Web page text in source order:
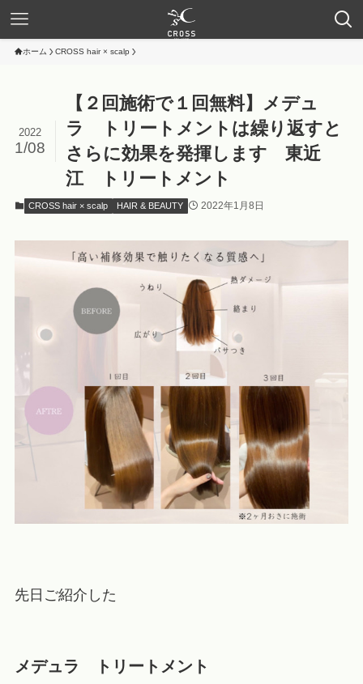
ホーム CROSS hair × scalp
【２回施術で１回無料】メデュ
ラ トリートメントは繰り返すと
さらに効果を発揮します 東近
江 トリートメント
2022
1/08
CROSS hair × scalp HAIR & BEAUTY 2022年1月8日
先日ご紹介した
メデュラ トリートメント